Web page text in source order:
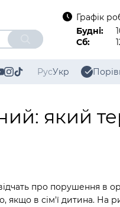
Графік
Будні:
Сб:
РусУкр
який
про порушення в
в сім'ї дитина. На